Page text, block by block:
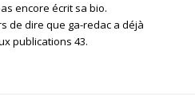
encore écrit sa bio.
de dire que ga-redaca déjà
publications 43.